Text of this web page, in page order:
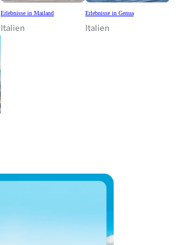
Erlebnisse in Mailand
Italien
Erlebnisse in Genua
Italien